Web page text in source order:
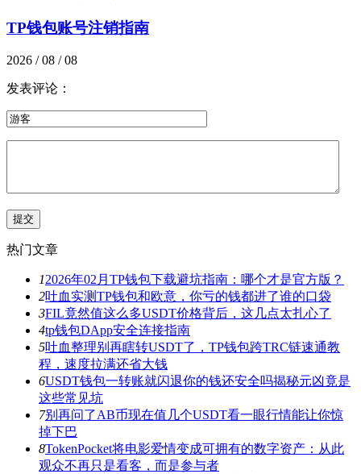
TP钱包账号注销指南
2026 / 08 / 08
发表评论：
热门文章
12026年02月TP钱包下载避坑指南：哪个才是官方版？
2吐血实测TP钱包和欧意，你亏的钱都进了谁的口袋
3FIL竟然值这么多USDT价格背后，这几点太扎心了
4tp钱包DApp安全连接指南
5吐血整理别再瞎转USDT了，TP钱包跨TRC链速通教
程，速度拉满还省大钱
6USDT钱包一转账就闪退你的钱还安全吗揭秘元凶竟是
这些常见坑
7别再问了AB币现在值几个USDT看一眼行情能让你惊
掉下巴
8TokenPocket将电影爱情变成可拥有的数字资产：从此
观众不再只是看客，而是参与者